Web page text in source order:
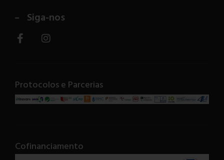
Siga-nos
Protocolos e Parcerias
Cofinanciamento